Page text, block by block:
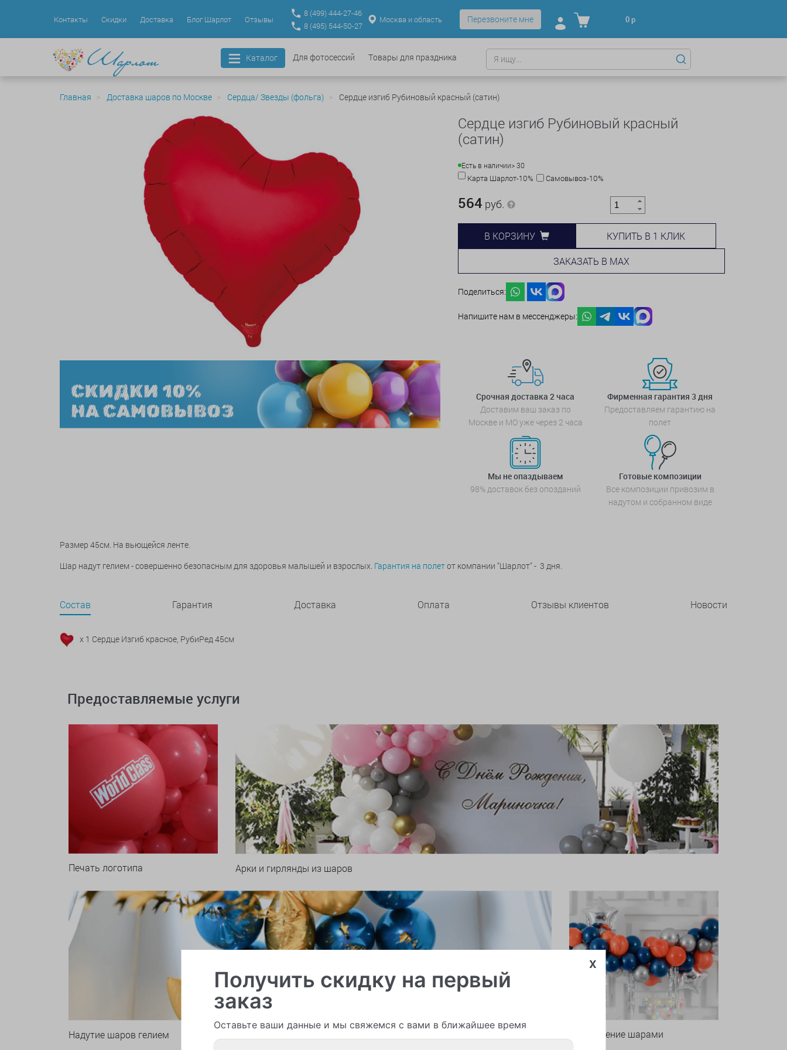
Контакты Скидки Доставка Блог Шарлот Отзывы
8 (499) 444-27-46
8 (495) 544-50-27
Москва и область Перезвоните мне 0р
Каталог Для фотосессий Товары для праздника
Главная Доставка шаров по Москве Сердца/ Звезды (фольга) Сердце изгиб Рубиновый красный (сатин)
Сердце изгиб Рубиновый красный
(сатин)
Есть в наличии> 30
Карта Шарлот-10% Самовывоз-10%
564 руб.
В КОРЗИНУ КУПИТЬ В 1 КЛИК
ЗАКАЗАТЬ В MAX
Поделиться:
Напишите нам в мессенджеры:
Срочная доставка 2 часа
Доставим ваш заказ по
Москве и МО уже через 2 часа
Фирменная гарантия 3 дня
Предоставляем гарантию на
полет
Мы не опаздываем
98% доставок без опозданий
Готовые композиции
Все композиции привозим в
надутом и собранном виде
Размер 45см. На вьющейся ленте.
Шар надут гелием - совершенно безопасным для здоровья малышей и взрослых. Гарантия на полетот компании "Шарлот" - 3 дня.
Состав Гарантия Доставка Оплата Отзывы клиентов Новости
x 1 Сердце Изгиб красное, РубиРед 45см
Предоставляемые услуги
Печать логотипа Арки и гирлянды из шаров
Надутие шаров гелием Оформление шарами
x
Получить скидку на первый
заказ
Оставьте ваши данные и мы свяжемся с вами в ближайшее время